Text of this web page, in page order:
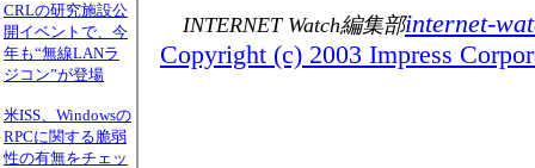
CRLの研究施設公
開イベントで、今
年も“無線LANラ
ジコン”が登場
米ISS、Windowsの
RPCに関する脆弱
性の有無をチェッ
INTERNET Watch編集部internet-
Copyright (c) 2003 Impress